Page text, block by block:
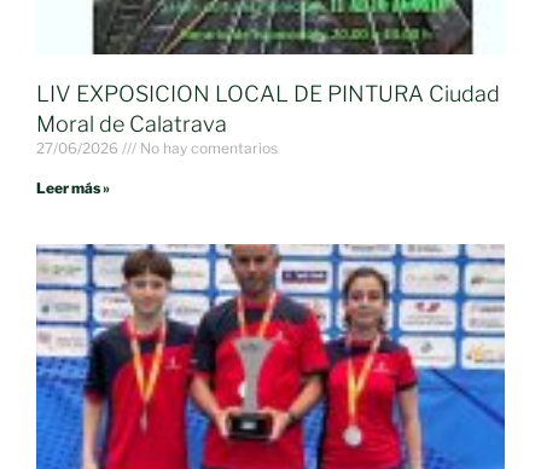
LIV EXPOSICION LOCAL DE PINTURA Ciudad
Moral de Calatrava
27/06/2026 No hay comentarios
Leer más »